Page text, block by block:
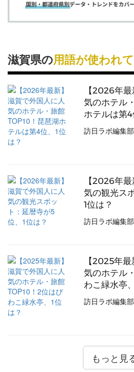
即した受け入れ環境整備など
ます。
滋賀県のインバウンド需要
滋賀県の用語が使われ
【2026年
気のホテル
ホテルは第4
訪日ラボ編集部
【2026年
気の観光ス
1位は？
訪日ラボ編集部
【2025年
気のホテル
わこ緑水亭
訪日ラボ編集部
もっと見